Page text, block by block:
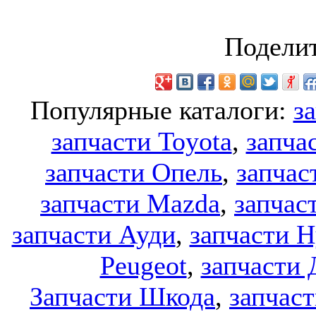
Популярные каталоги:
запчасти Toyota,
запчасти Опель,
запчасти Mazda,
запчасти Ауди, запчасти
Peugeot, запчасти
Запчасти Шкода,